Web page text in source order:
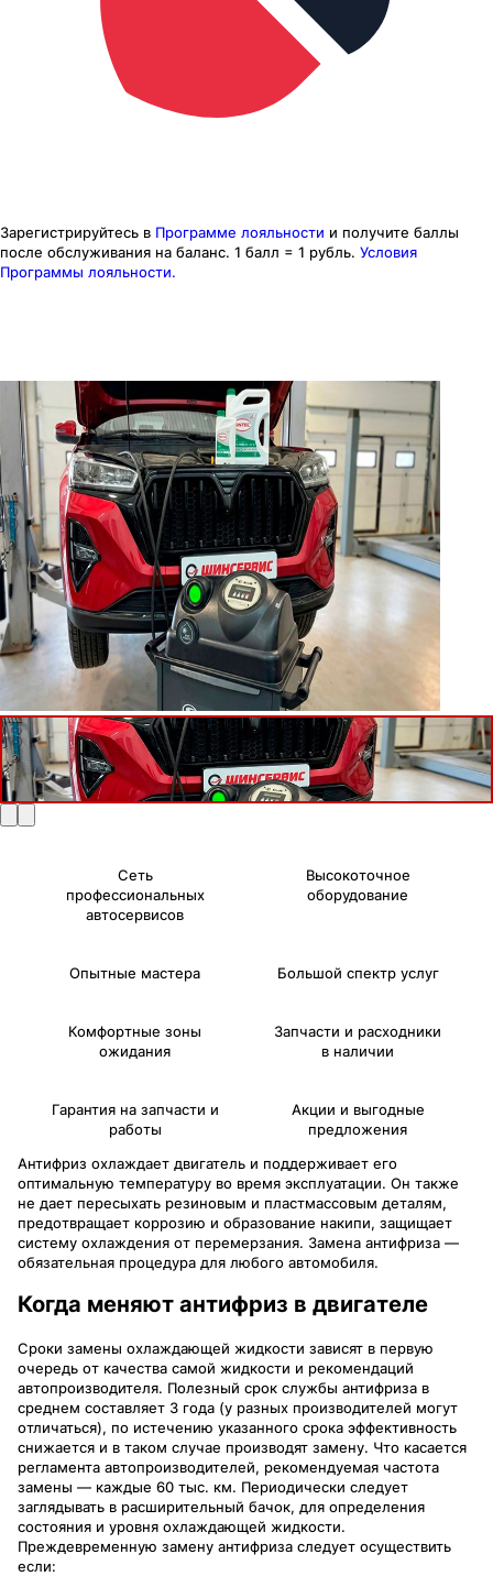
Зарегистрируйтесь в Программе лояльности и получите баллы
после обслуживания на баланс. 1 балл = 1 рубль. Условия
Программы лояльности.
Сеть
профессиональных
автосервисов
Высокоточное
оборудование
Опытные мастера Большой спектр услуг
Комфортные зоны
ожидания
Запчасти и расходники
в наличии
Гарантия на запчасти и
работы
Акции и выгодные
предложения
Антифриз охлаждает двигатель и поддерживает его
оптимальную температуру во время эксплуатации. Он также
не дает пересыхать резиновым и пластмассовым деталям,
предотвращает коррозию и образование накипи, защищает
систему охлаждения от перемерзания. Замена антифриза —
обязательная процедура для любого автомобиля.
Когда меняют антифриз в двигателе
Сроки замены охлаждающей жидкости зависят в первую
очередь от качества самой жидкости и рекомендаций
автопроизводителя. Полезный срок службы антифриза в
среднем составляет 3 года (у разных производителей могут
отличаться), по истечению указанного срока эффективность
снижается и в таком случае производят замену. Что касается
регламента автопроизводителей, рекомендуемая частота
замены — каждые 60 тыс. км. Периодически следует
заглядывать в расширительный бачок, для определения
состояния и уровня охлаждающей жидкости.
Преждевременную замену антифриза следует осуществить
если: